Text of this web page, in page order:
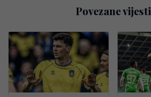
Povezane vijesti